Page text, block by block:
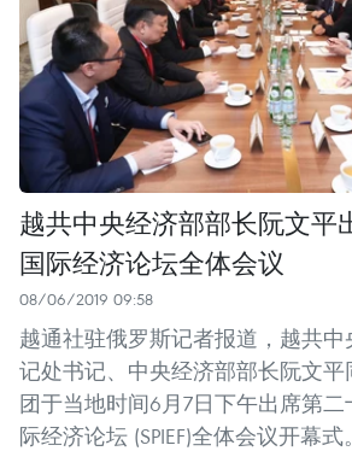
越共中央经济部部长阮文平
国际经济论坛全体会议
08/06/2019 09:58
越通社驻俄罗斯记者报道，越共
记处书记、中央经济部部长阮文
团于当地时间6月7日下午出席第
际经济论坛 (SPIEF)全体会议开幕式。